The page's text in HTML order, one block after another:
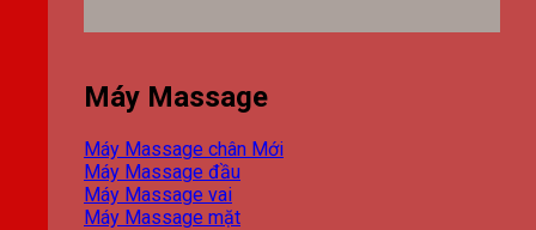
Máy Massage
Máy Massage chân
Máy Massage đầu
Máy Massage vai
Máy Massage mặt